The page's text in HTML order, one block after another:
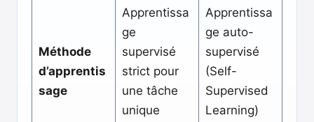
Méthode
d’apprentis
sage
Apprentissa
ge
supervisé
strict pour
une tâche
unique
Apprentissa
ge auto-
supervisé
(Self-
Supervised
Learning)